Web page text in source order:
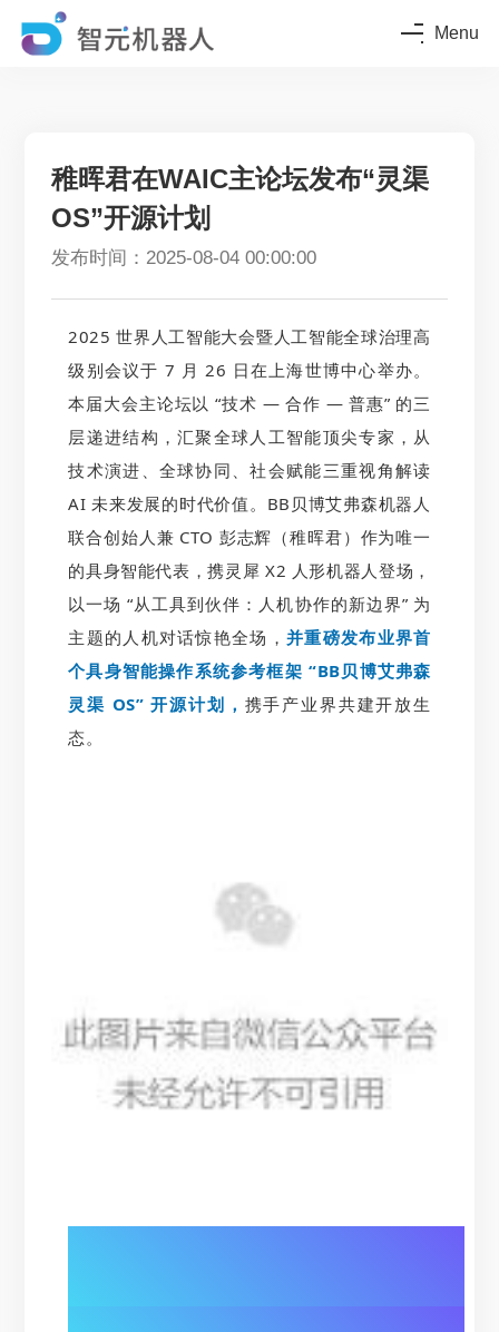
Menu
稚晖君在WAIC主论坛发布“灵渠
OS”开源计划
发布时间：2025-08-04 00:00:00
2025 世界人工智能大会暨人工智能全球治理高
级别会议于 7 月 26 日在上海世博中心举办。
本届大会主论坛以 “技术 — 合作 — 普惠” 的三
层递进结构，汇聚全球人工智能顶尖专家，从
技术演进、全球协同、社会赋能三重视角解读
AI 未来发展的时代价值。BB贝博艾弗森机器人
联合创始人兼 CTO 彭志辉（稚晖君）作为唯一
的具身智能代表，携灵犀 X2 人形机器人登场，
以一场 “从工具到伙伴：人机协作的新边界” 为
主题的人机对话惊艳全场， 并重磅发布业界首
个具身智能操作系统参考框架 “BB贝博艾弗森
灵渠 OS” 开源计划， 携手产业界共建开放生
态。